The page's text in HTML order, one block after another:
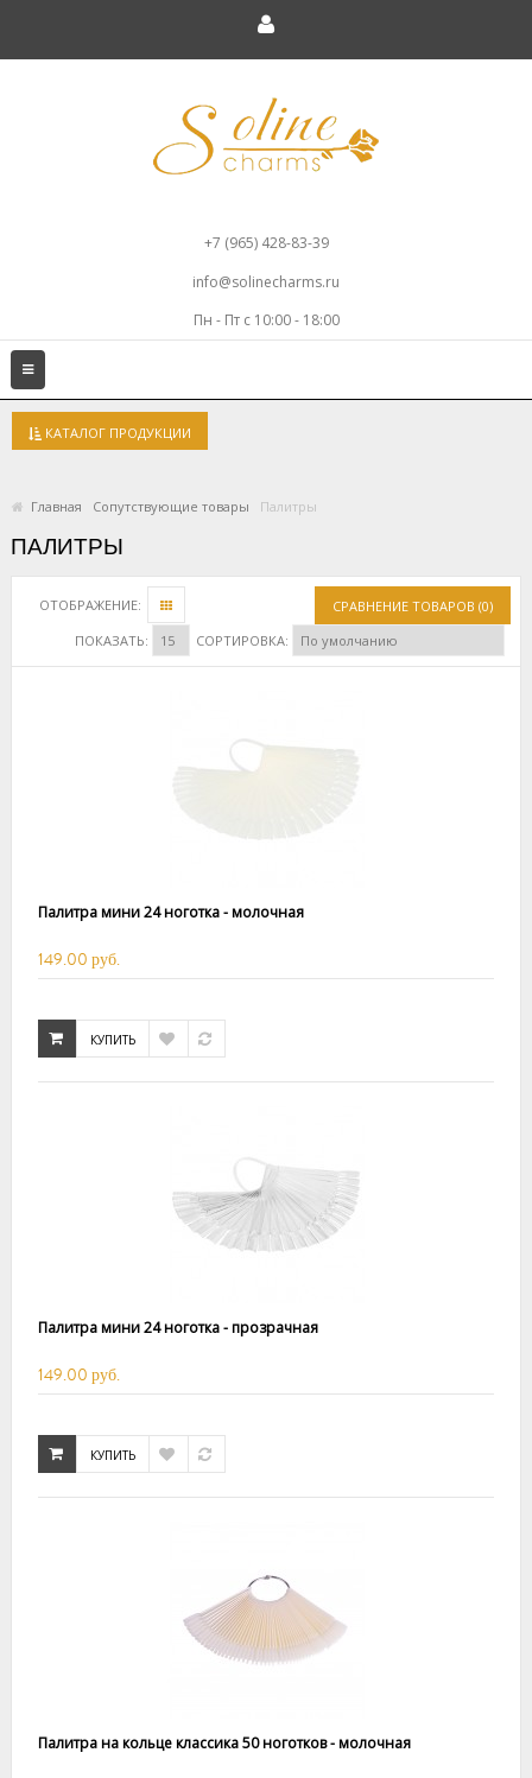
+7 (965) 428-83-39
info@solinecharms.ru
Пн - Пт с 10:00 - 18:00
Toggle
navigation
КАТАЛОГ ПРОДУКЦИИ
Главная Сопутствующие товары Палитры
ПАЛИТРЫ
ОТОБРАЖЕНИЕ:
СРАВНЕНИЕ ТОВАРОВ (0)
СОРТИРОВКА:
ПОКАЗАТЬ:
Палитра мини 24 ноготка - молочная
149.00 руб.
КУПИТЬ
Палитра мини 24 ноготка - прозрачная
149.00 руб.
КУПИТЬ
Палитра на кольце классика 50 ноготков - молочная